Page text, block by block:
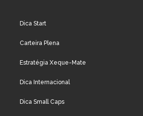
Dica Start
Carteira Plena
Estratégia Xeque-Mate
Dica Internacional
Dica Small Caps